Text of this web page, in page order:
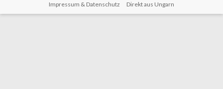
Impressum & Datenschutz
Direkt aus Ungarn